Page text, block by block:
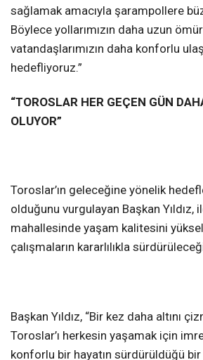
sağlamak amacıyla şarampollere
Böylece yollarımızın daha uzun
vatandaşlarımızın daha konforlu
hedefliyoruz.”
“TOROSLAR HER GEÇEN GÜN
OLUYOR”
Toroslar’ın geleceğine yönelik
olduğunu vurgulayan Başkan Yıldız,
mahallesinde yaşam kalitesini
çalışmaların kararlılıkla
Başkan Yıldız, “Bir kez daha altını
Toroslar’ı herkesin yaşamak için
konforlu bir hayatın sürdürüldüğü